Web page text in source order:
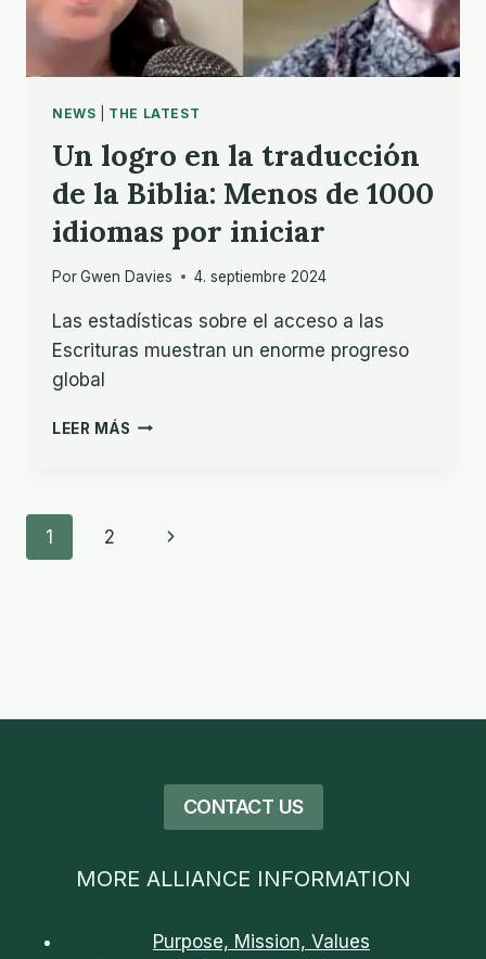
NEWS THE LATEST
Un logro en la traducción
de la Biblia: Menos de 1000
idiomas por iniciar
PorGwen Davies 4. septiembre 2024
Las estadísticas sobre el acceso a las
Escrituras muestran un enorme progreso
global
LEER MÁS UN
INICIAR
Navegación
1 2
Next
CONTACT US
MORE ALLIANCE INFORMATION
Purpose, Mission, Values